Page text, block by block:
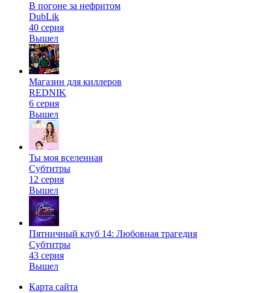
В погоне за нефритом
DubLik
40 серия
Вышел
Магазин для киллеров
REDNIK
6 серия
Вышел
Ты моя вселенная
Субтитры
12 серия
Вышел
Пятничный клуб 14: Любовная трагедия
Субтитры
43 серия
Вышел
Карта сайта